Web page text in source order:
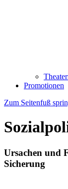
Promotionen
Zum Seitenfuß
Ursachen und
Sicherung